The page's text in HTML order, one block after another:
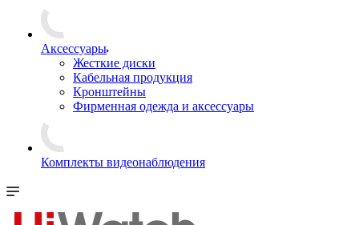
Аксессуары
Жесткие диски
Кабельная продукция
Кронштейны
Фирменная одежда и аксессуары
Комплекты видеонаблюдения